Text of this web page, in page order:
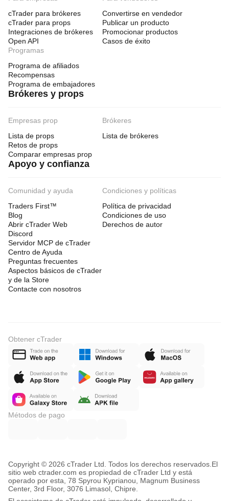
cTrader para brókeres
cTrader para props
Integraciones de brókeres
Open API
Convertirse en vendedor
Publicar un producto
Promocionar productos
Casos de éxito
Programas
Programa de afiliados
Recompensas
Programa de embajadores
Brókeres y props
Empresas prop
Lista de props
Retos de props
Comparar empresas prop
Brókeres
Lista de brókeres
Apoyo y confianza
Comunidad y ayuda
Traders First™
Blog
Abrir cTrader Web
Discord
Servidor MCP de cTrader
Centro de Ayuda
Preguntas frecuentes
Aspectos básicos de cTrader
y de la Store
Contacte con nosotros
Condiciones y políticas
Política de privacidad
Condiciones de uso
Derechos de autor
Obtener cTrader
Métodos de pago
Copyright © 2026 cTrader Ltd. Todos los derechos reservados. El
sitio web ctrader.com es propiedad de cTrader Ltd y está
operado por esta, 78 Spyrou Kyprianou, Magnum Business
Center, 3rd Floor, 3076 Limasol, Chipre.